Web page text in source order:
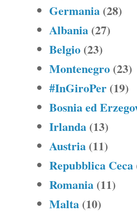
Germania (28)
Albania (27)
Belgio (23)
Montenegro (23)
#InGiroPer (19)
Bosnia ed
Irlanda (13)
Austria (11)
Repubblica Ceca
Romania (11)
Malta (10)